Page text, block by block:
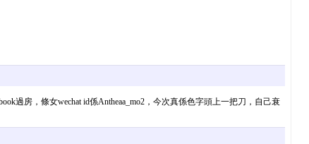
過房，條女wechat id係Antheaa_mo2，今次真係色字頭上一把刀，自己衰